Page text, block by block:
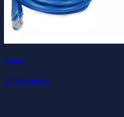
Cables
47 Productos